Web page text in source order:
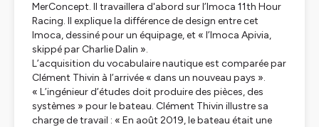
MerConcept. Il travaillera d'abord sur l’Imoca 11th Hour
Racing. Il explique la différence de design entre cet
Imoca, dessiné pour un équipage, et « l’Imoca Apivia,
skippé par Charlie Dalin ».
L’acquisition du vocabulaire nautique est comparée par
Clément Thivin à l’arrivée « dans un nouveau pays ».
« L’ingénieur d’études doit produire des pièces, des
systèmes » pour le bateau. Clément Thivin illustre sa
charge de travail : « En août 2019, le bateau était une